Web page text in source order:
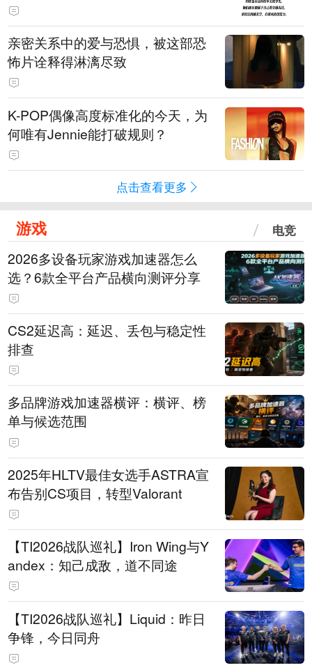
亲密关系中的爱与恐惧，被这部恐
怖片诠释得淋漓尽致
K-POP偶像高度标准化的今天，为
何唯有Jennie能打破规则？
点击查看更多
游戏 电竞
2026多设备玩家游戏加速器怎么
选？6款全平台产品横向测评分享
CS2延迟高：延迟、丢包与稳定性
排查
多品牌游戏加速器横评：横评、榜
单与候选范围
2025年HLTV最佳女选手ASTRA宣
布告别CS项目，转型Valorant
【TI2026战队巡礼】Iron Wing与Y
andex：知己成敌，道不同途
【TI2026战队巡礼】Liquid：昨日
争锋，今日同舟